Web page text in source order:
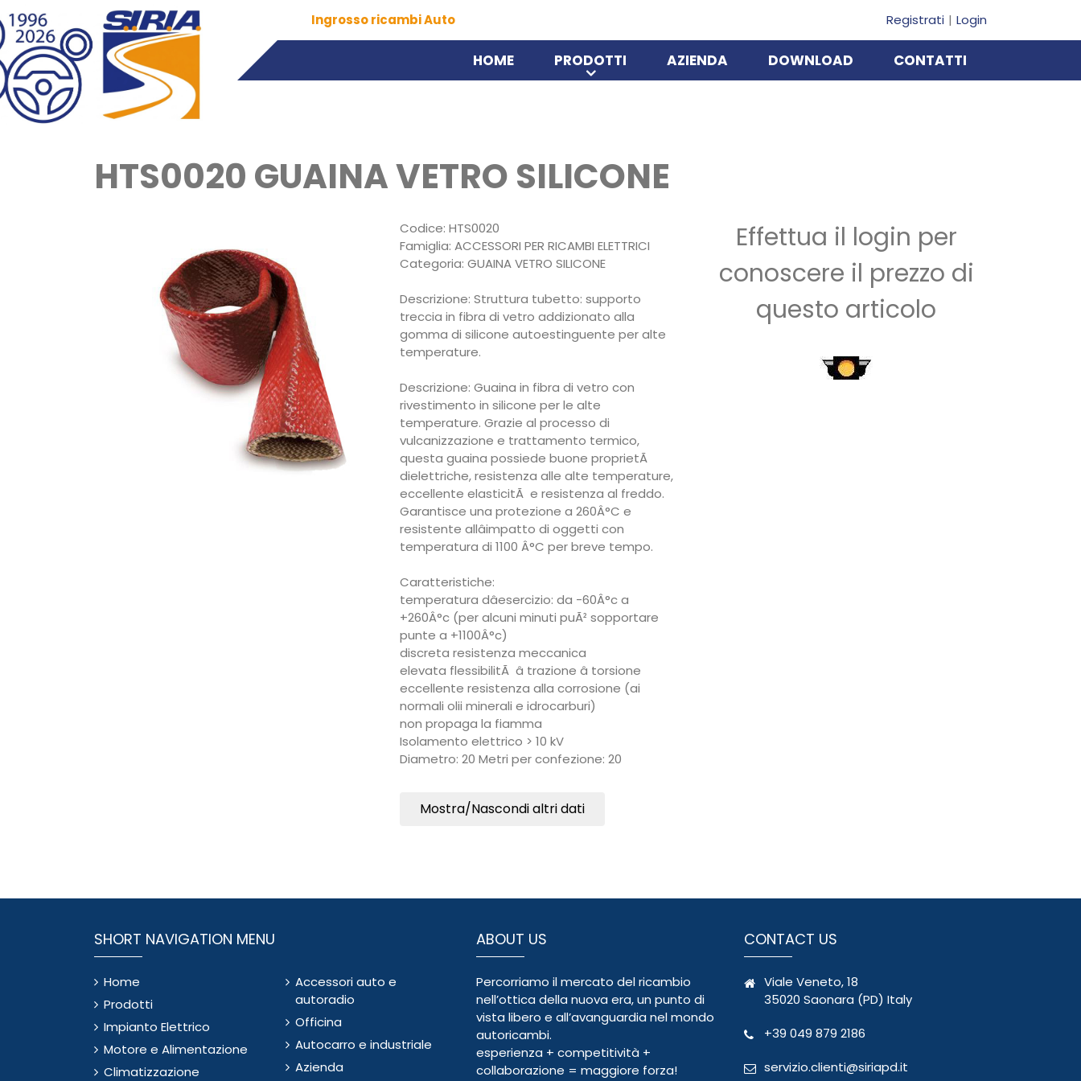
Ingrosso ricambi Auto Registrati Login
HOME PRODOTTI AZIENDA DOWNLOAD CONTATTI
HTS0020 GUAINA VETRO SILICONE
Codice: HTS0020
Famiglia: ACCESSORI PER RICAMBI ELETTRICI
Categoria: GUAINA VETRO SILICONE
Descrizione: Struttura tubetto: supporto
treccia in fibra di vetro addizionato alla
gomma di silicone autoestinguente per alte
temperature.
Descrizione: Guaina in fibra di vetro con
rivestimento in silicone per le alte
temperature. Grazie al processo di
vulcanizzazione e trattamento termico,
questa guaina possiede buone proprietÃ
dielettriche, resistenza alle alte temperature,
eccellente elasticitÃ e resistenza al freddo.
Garantisce una protezione a 260Â°C e
resistente allâimpatto di oggetti con
temperatura di 1100 Â°C per breve tempo.
Caratteristiche:
temperatura dâesercizio: da -60Â°c a
+260Â°c (per alcuni minuti puÃ² sopportare
punte a +1100Â°c)
discreta resistenza meccanica
elevata flessibilitÃ â trazione â torsione
eccellente resistenza alla corrosione (ai
normali olii minerali e idrocarburi)
non propaga la fiamma
Isolamento elettrico > 10 kV
Diametro: 20 Metri per confezione: 20
Mostra/Nascondi altri dati
Effettua il login per
conoscere il prezzo di
questo articolo
SHORT NAVIGATION MENU
Home
Prodotti
Impianto Elettrico
Motore e Alimentazione
Climatizzazione
Accessori auto e
autoradio
Officina
Autocarro e industriale
Azienda
ABOUT US
Percorriamo il mercato del ricambio
nell’ottica della nuova era, un punto di
vista libero e all’avanguardia nel mondo
autoricambi.
esperienza + competitività +
collaborazione = maggiore forza!
CONTACT US
Viale Veneto, 18
35020 Saonara (PD) Italy
+39 049 879 2186
servizio.clienti@siriapd.it